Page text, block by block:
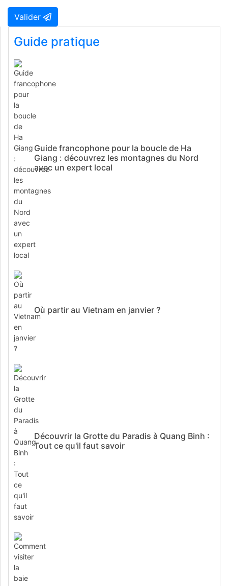
Valider
Guide pratique
Guide francophone pour la boucle de Ha
Giang : découvrez les montagnes du Nord
avec un expert local
Où partir au Vietnam en janvier ?
Découvrir la Grotte du Paradis à Quang Binh :
Tout ce qu'il faut savoir